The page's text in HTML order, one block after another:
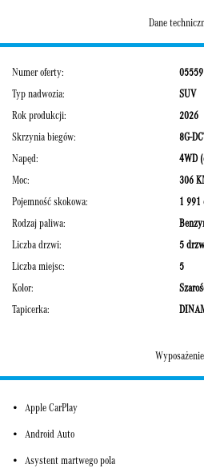
Dane
Numer oferty:
Typ nadwozia: SUV
Rok produkcji: 2026
Skrzynia biegów: 8G-
Napęd: 4WD
Moc: 306
Pojemność skokowa: 1 991
Rodzaj paliwa:
Liczba drzwi: 5
Liczba miejsc: 5
Kolor:
Tapicerka:
Wyposażenie
Apple CarPlay
Android Auto
Asystent martwego pola